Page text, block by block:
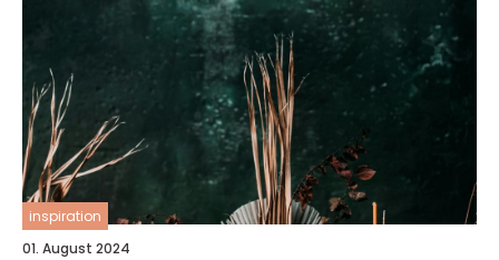
inspiration
01. August 2024